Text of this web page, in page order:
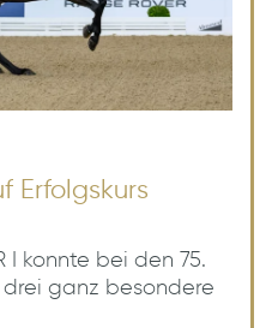
Erfolgskurs
I konnte bei den 75.
ganz besondere